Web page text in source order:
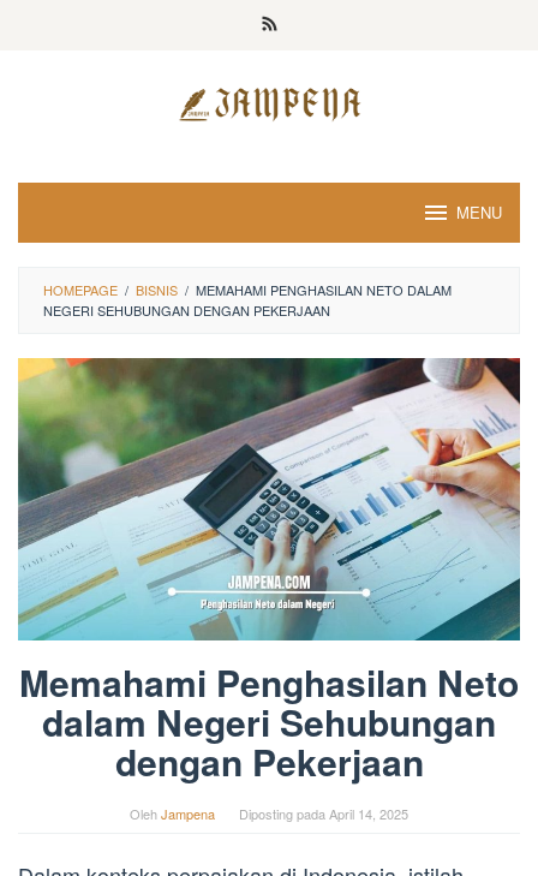
MENU
HOMEPAGE / BISNIS / MEMAHAMI PENGHASILAN NETO DALAM
NEGERI SEHUBUNGAN DENGAN PEKERJAAN
Memahami Penghasilan Neto
dalam Negeri Sehubungan
dengan Pekerjaan
OlehJampena Diposting pada April 14, 2025